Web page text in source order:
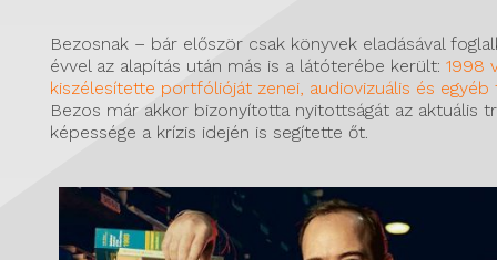
Bezosnak – bár először csak könyvek eladásával
évvel az alapítás után más is a látóterébe került: 1998
kiszélesítette portfólióját zenei, audiovizuális és
Bezos már akkor bizonyította nyitottságát az aktuális
képessége a krízis idején is segítette őt.